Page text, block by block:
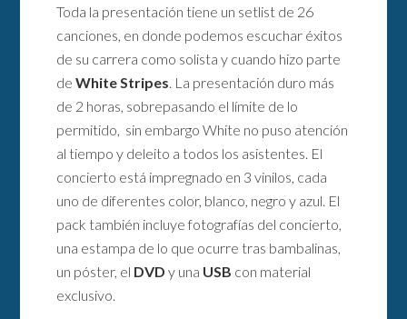
Toda la presentación tiene un setlist de 26
canciones, en donde podemos escuchar éxitos
de su carrera como solista y cuando hizo parte
deWhite Stripes. La presentación duro más
de 2 horas, sobrepasando el límite de lo
permitido, sin embargo White no puso atención
al tiempo y deleito a todos los asistentes. El
concierto está impregnado en 3 vinilos, cada
uno de diferentes color, blanco, negro y azul. El
pack también incluye fotografías del concierto,
una estampa de lo que ocurre tras bambalinas,
un póster, el DVD y una USB con material
exclusivo.